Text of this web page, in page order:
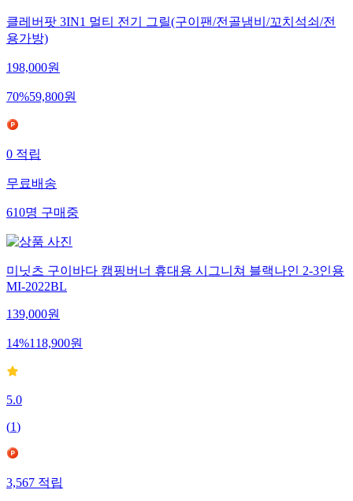
클레버팟 3IN1 멀티 전기 그릴(구이팬/전골냄비/꼬치석쇠/전
용가방)
198,000원
70%59,800원
0적립
무료배송
610명구매중
미닛츠 구이바다 캠핑버너 휴대용 시그니쳐 블랙나인 2-3인용
MI-2022BL
139,000원
14%118,900원
5.0
(1)
3,567적립